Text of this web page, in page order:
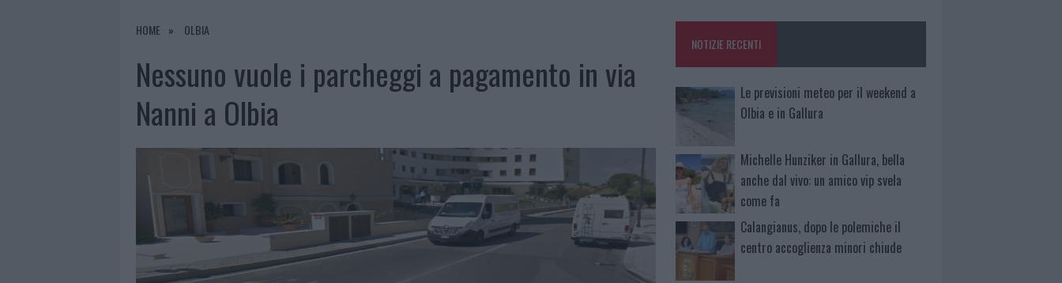
7 AGOSTO 2026
HOME OLBIA
Nessuno vuole i parcheggi a pagamento in via
Nanni a Olbia
NOTIZIE RECENTI
Le previsioni meteo per il weekend a
Olbia e in Gallura
Michelle Hunziker in Gallura, bella
anche dal vivo: un amico vip svela
come fa
Calangianus, dopo le polemiche il
centro accoglienza minori chiude